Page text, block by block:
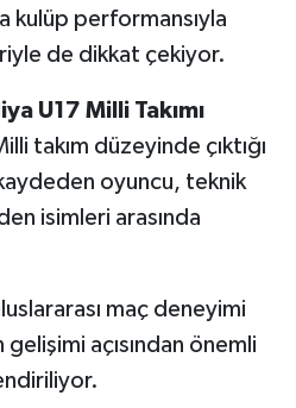
kulüp performansıyla
de dikkat çekiyor.
U17 Milli Takımı
takım düzeyinde çıktığı
oyuncu, teknik
isimleri arasında
maç deneyimi
gelişimi açısından önemli